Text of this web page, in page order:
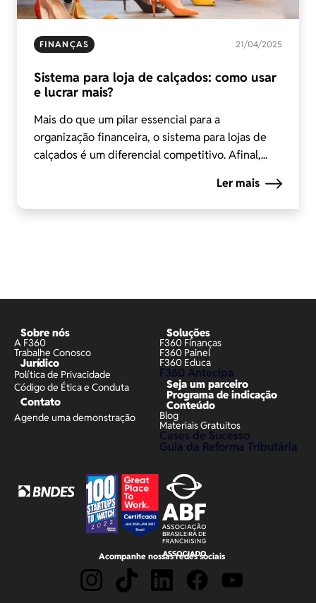
FINANÇAS 21/04/2025
Sistema para loja de calçados: como usar
e lucrar mais?
Mais do que um pilar essencial para a
organização financeira, o sistema para lojas de
calçados é um diferencial competitivo. Afinal,...
Ler mais
Sobre nós
A F360
Trabalhe Conosco
Jurídico
Política de Privacidade
Código de Ética e Conduta
Contato
Agende uma demonstração
Soluções
F360 Finanças
F360 Painel
F360 Educa
F360 Antecipa
Seja um parceiro
Programa de indicação
Conteúdo
Blog
Materiais Gratuitos
Cases de Sucesso
Guia da Reforma Tributária
Acompanhe nossas redes sociais